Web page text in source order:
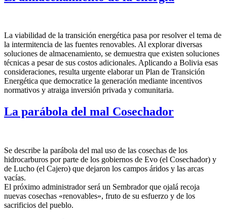
La viabilidad de la transición energética pasa por resolver el tema de
la intermitencia de las fuentes renovables. Al explorar diversas
soluciones de almacenamiento, se demuestra que existen soluciones
técnicas a pesar de sus costos adicionales. Aplicando a Bolivia esas
consideraciones, resulta urgente elaborar un Plan de Transición
Energética que democratice la generación mediante incentivos
normativos y atraiga inversión privada y comunitaria.
La parábola del mal Cosechador
Se describe la parábola del mal uso de las cosechas de los
hidrocarburos por parte de los gobiernos de Evo (el Cosechador) y
de Lucho (el Cajero) que dejaron los campos áridos y las arcas
vacías.
El próximo administrador será un Sembrador que ojalá recoja
nuevas cosechas «renovables», fruto de su esfuerzo y de los
sacrificios del pueblo.